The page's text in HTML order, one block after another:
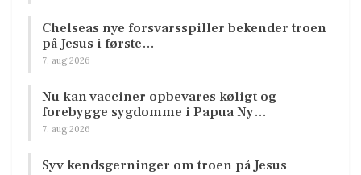
Chelseas nye forsvarsspiller bekender troen
på Jesus i første…
7. aug 2026
Nu kan vacciner opbevares køligt og
forebygge sygdomme i Papua Ny…
7. aug 2026
Syv kendsgerninger om troen på Jesus